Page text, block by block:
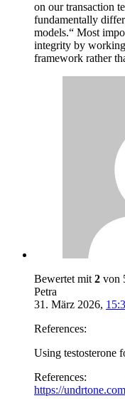
on our transaction
fundamentally
models.“ Most
integrity by
framework rather
Bewertet mit 2 von
Petra
31. März 2026,
References:
Using testosterone
References:
https://